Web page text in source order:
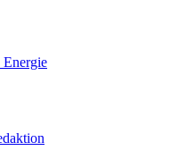
Energie